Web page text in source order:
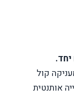
קול
אותנטית